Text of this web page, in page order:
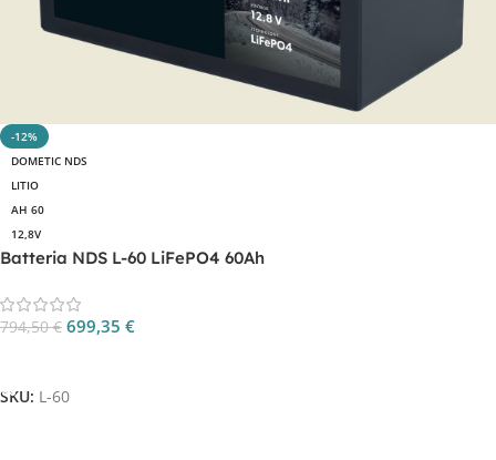
-12%
DOMETIC NDS
LITIO
AH 60
12,8V
Batteria NDS L-60 LiFePO4 60Ah
794,50€ 699,35 €
SKU: L-60